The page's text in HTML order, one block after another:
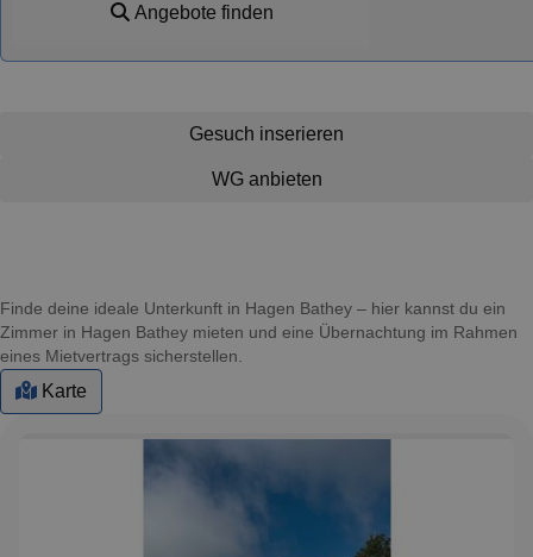
Angebote finden
Gesuch inserieren
WG anbieten
Finde deine ideale Unterkunft in Hagen Bathey – hier kannst du ein
Zimmer in Hagen Bathey mieten und eine Übernachtung im Rahmen
eines Mietvertrags sicherstellen.
Karte